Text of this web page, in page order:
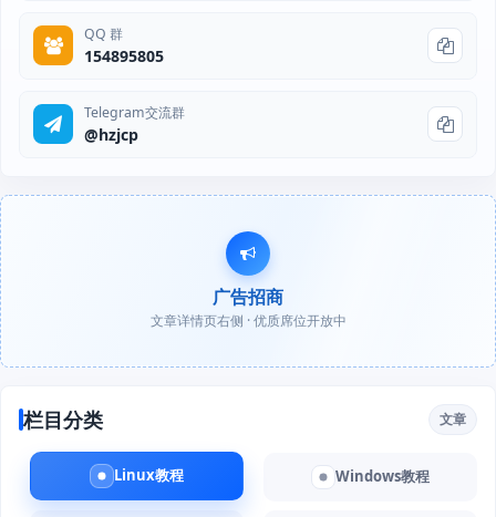
QQ 群
154895805
Telegram交流群
@hzjcp
广告招商
文章详情页右侧 · 优质席位开放中
栏目分类 文章
Linux教程 Windows教程